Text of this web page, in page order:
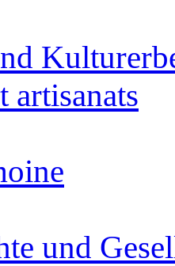
artisanats
und